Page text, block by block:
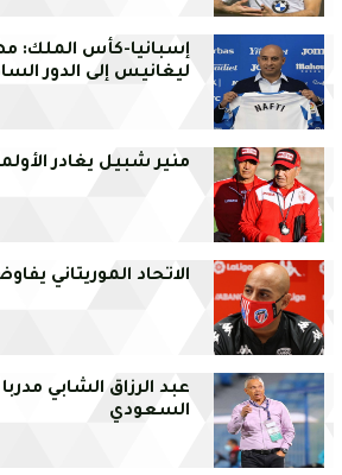
إسبانيا-كأس الملك:
ليغانيس إلى الدور
منير شبيل يغادر
الاتحاد الموريتاني
عبد الرزاق الشابي مدربا
السعودي